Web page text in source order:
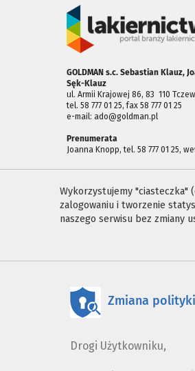
GOLDMAN s.c. Sebastian Klauz,
Sęk-Klauz
ul. Armii Krajowej 86, 83 ­ 110 Tczew
tel. 58 777 01 25, fax 58 777 01 25
e-mail: ado@goldman.pl
Prenumerata
Joanna Knopp, tel. 58 777 01 25,
Wykorzystujemy "ciasteczka"
zalogowaniu i tworzenie
naszego serwisu bez zmiany
Zmiana
Drogi Użytkowniku,